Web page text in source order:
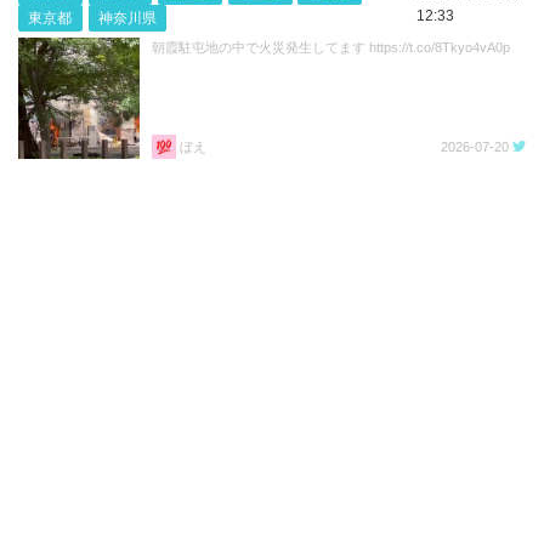
東京都
神奈川県
12:33
朝霞駐屯地の中で火災発生してます https://t.co/8Tkyo4vA0p
ぼえ 2026-07-20